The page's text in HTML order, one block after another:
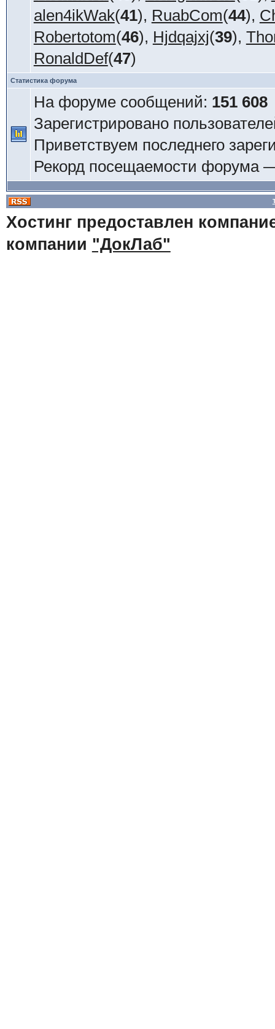
alen4ikWak(41), RuabCom(44),
Robertotom(46), Hjdqajxj(39),
RonaldDef(47)
Статистика форума
На форуме сообщений: 151 608
Зарегистрировано
Приветствуем последнего
Рекорд посещаемости форума
Хостинг предоставлен
компании "ДокЛаб"